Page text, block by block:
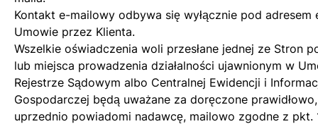
Kontakt e-mailowy odbywa się wyłącznie pod adresem
Umowie przez Klienta.
Wszelkie oświadczenia woli przesłane jednej ze Stron
lub miejsca prowadzenia działalności ujawnionym w
Rejestrze Sądowym albo Centralnej Ewidencji i
Gospodarczej będą uważane za doręczone
uprzednio powiadomi nadawcę, mailowo zgodne z pkt.